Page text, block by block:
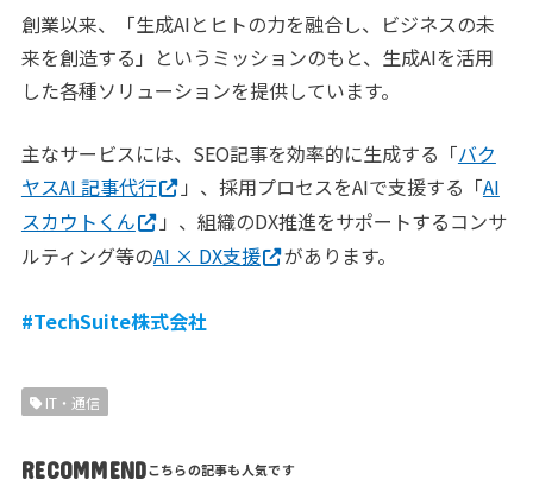
創業以来、「生成AIとヒトの力を融合し、ビジネスの未
来を創造する」というミッションのもと、生成AIを活用
した各種ソリューションを提供しています。
主なサービスには、SEO記事を効率的に生成する「バク
ヤスAI 記事代行
」、採用プロセスをAIで支援する「AI
スカウトくん
」、組織のDX推進をサポートするコンサ
ルティング等のAI × DX支援 があります。
#TechSuite株式会社
IT・通信
RECOMMEND